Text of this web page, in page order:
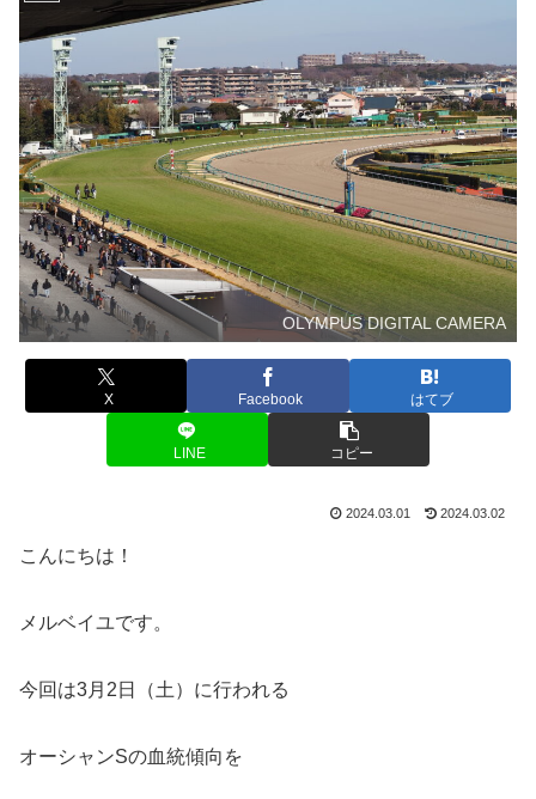
OLYMPUS DIGITAL CAMERA
X Facebook はてブ
LINE コピー
2024.03.01 2024.03.02
こんにちは！
メルベイユです。
今回は3月2日（土）に行われる
オーシャンSの血統傾向を